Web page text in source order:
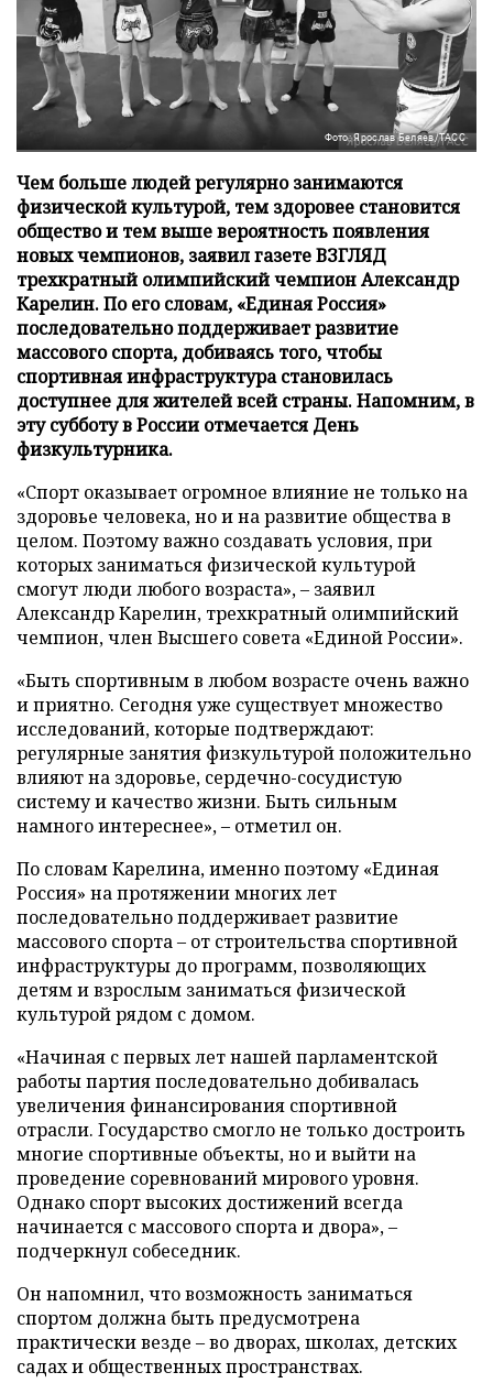
Фото: Ярослав Беляев/ТАСС
Чем больше людей регулярно занимаются
физической культурой, тем здоровее становится
общество и тем выше вероятность появления
новых чемпионов, заявил газете ВЗГЛЯД
трехкратный олимпийский чемпион Александр
Карелин. По его словам, «Единая Россия»
последовательно поддерживает развитие
массового спорта, добиваясь того, чтобы
спортивная инфраструктура становилась
доступнее для жителей всей страны. Напомним, в
эту субботу в России отмечается День
физкультурника.
«Спорт оказывает огромное влияние не только на
здоровье человека, но и на развитие общества в
целом. Поэтому важно создавать условия, при
которых заниматься физической культурой
смогут люди любого возраста», – заявил
Александр Карелин, трехкратный олимпийский
чемпион, член Высшего совета «Единой России».
«Быть спортивным в любом возрасте очень важно
и приятно. Сегодня уже существует множество
исследований, которые подтверждают:
регулярные занятия физкультурой положительно
влияют на здоровье, сердечно-сосудистую
систему и качество жизни. Быть сильным
намного интереснее», – отметил он.
По словам Карелина, именно поэтому «Единая
Россия» на протяжении многих лет
последовательно поддерживает развитие
массового спорта – от строительства спортивной
инфраструктуры до программ, позволяющих
детям и взрослым заниматься физической
культурой рядом с домом.
«Начиная с первых лет нашей парламентской
работы партия последовательно добивалась
увеличения финансирования спортивной
отрасли. Государство смогло не только достроить
многие спортивные объекты, но и выйти на
проведение соревнований мирового уровня.
Однако спорт высоких достижений всегда
начинается с массового спорта и двора», –
подчеркнул собеседник.
Он напомнил, что возможность заниматься
спортом должна быть предусмотрена
практически везде – во дворах, школах, детских
садах и общественных пространствах.